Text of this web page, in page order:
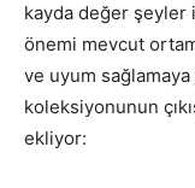
kayda değer şeyler
önemi mevcut
ve uyum sağlamaya
koleksiyonunun
ekliyor: